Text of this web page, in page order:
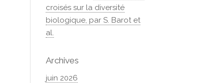
croisés sur la diversité
biologique, par S. Barot et
al.
Archives
juin 2026